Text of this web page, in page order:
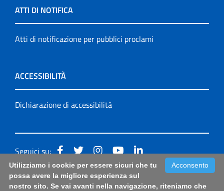
ATTI DI NOTIFICA
Atti di notificazione per pubblici proclami
ACCESSIBILITÀ
Dichiarazione di accessibilità
Seguici su:
Accessibilità: form di segnalazione di prima istanza per
questa pagina|Note Legali | Sitemap
Acconsento
Utilizziamo i cookie per essere sicuri che tu
possa avere la migliore esperienza sul
nostro sito. Se vai avanti nella navigazione, riteniamo che